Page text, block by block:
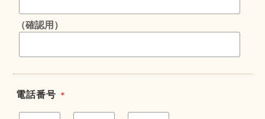
（確認用）
電話番号 ＊